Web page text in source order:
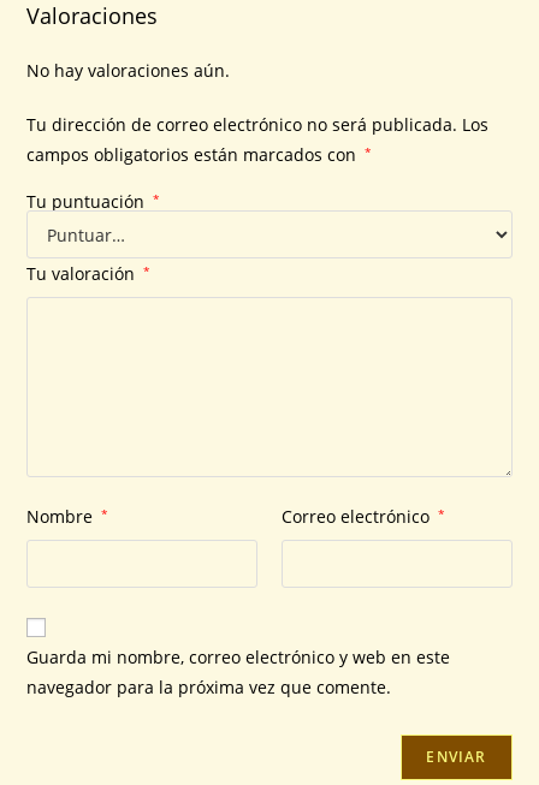
Valoraciones
No hay valoraciones aún.
Tu dirección de correo electrónico no será publicada. Los
campos obligatorios están marcados con
*
Tu puntuación *
Tu valoración *
Nombre * Correo electrónico *
Guarda mi nombre, correo electrónico y web en este
navegador para la próxima vez que comente.